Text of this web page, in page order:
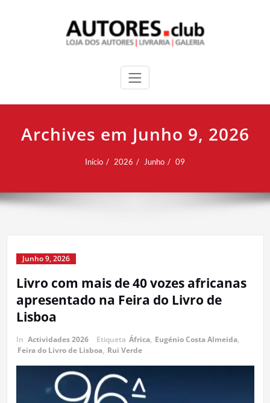
Archives em Junho 9, 2026
Início 2026 Junho 09
Junho 9, 2026
Livro com mais de 40 vozes africanas
apresentado na Feira do Livro de
Lisboa
In Actividades 2026 Etiqueta África, Eugénio Costa Almeida,
Feira do Livro de Lisboa, Rui Verde